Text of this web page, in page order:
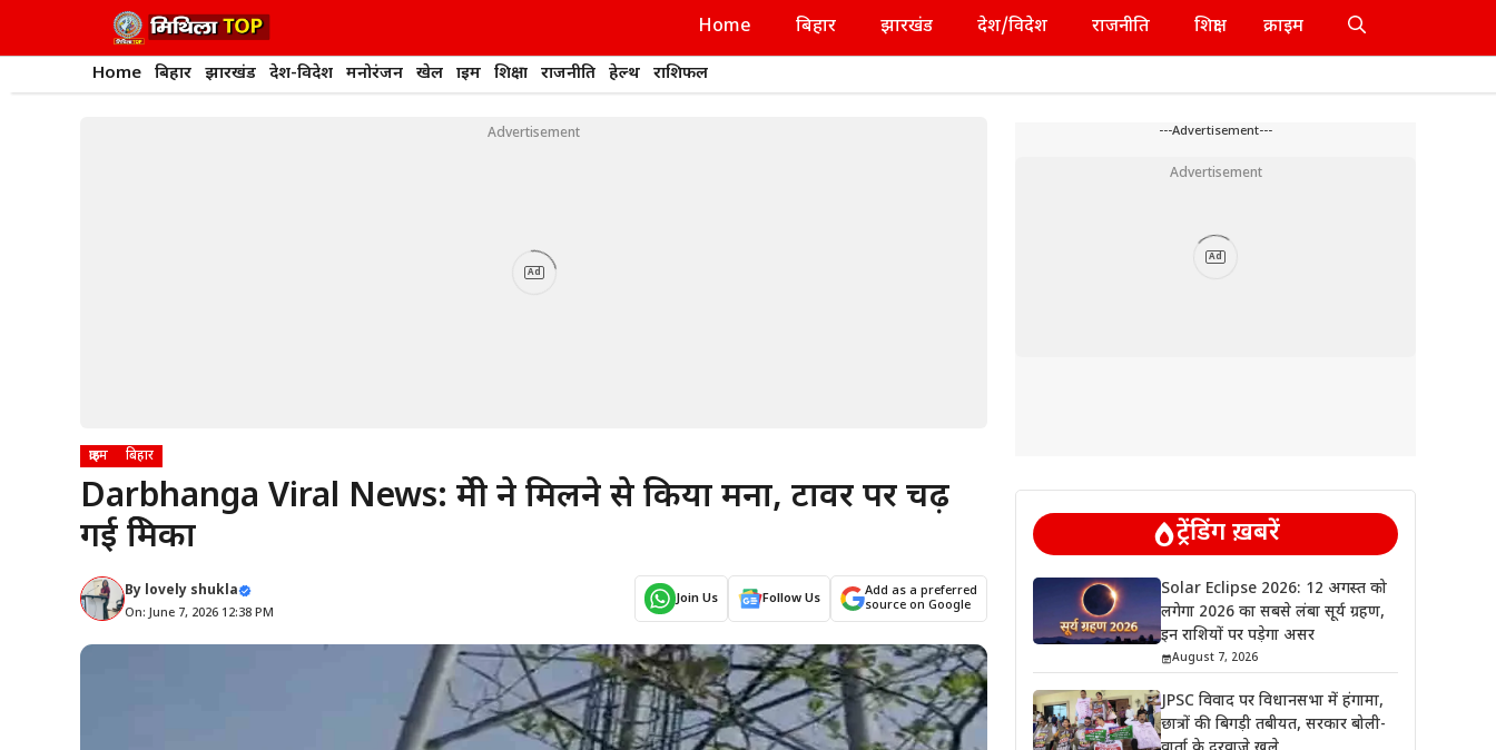
Home बिहार झारखंड देश/विदेश राजनीति शिक्षा क्राइम
Home बिहार झारखंड देश-विदेश मनोरंजन खेल क्राइम शिक्षा राजनीति हेल्थ राशिफल
Advertisement
Ad
क्राइम बिहार
Darbhanga Viral News: प्रेमी ने मिलने से किया मना, टावर पर चढ़
गई प्रेमिका
By lovely shukla
On: June 7, 2026 12:38 PM
Join Us Follow Us
Add as a preferred
source on Google
---Advertisement---
Advertisement
Ad
ट्रेंडिंग ख़बरें
Solar Eclipse 2026: 12 अगस्त को
लगेगा 2026 का सबसे लंबा सूर्य ग्रहण,
इन राशियों पर पड़ेगा असर
August 7, 2026
JPSC विवाद पर विधानसभा में हंगामा,
छात्रों की बिगड़ी तबीयत, सरकार बोली-